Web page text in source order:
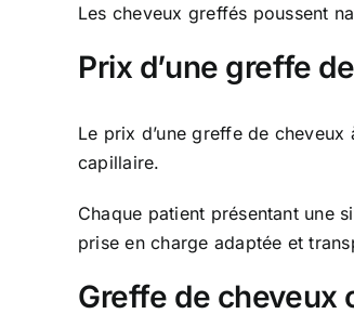
Les cheveux greffés poussent
Prix d’une greffe
Le prix d’une greffe de
capillaire.
Chaque patient présentant une
prise en charge adaptée et
Greffe de cheveux